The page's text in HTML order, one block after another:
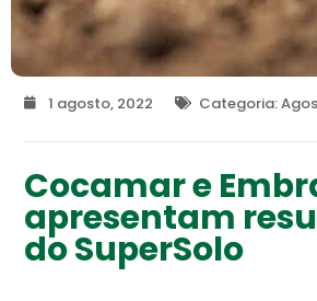
1 agosto, 2022 Categoria:
Cocamar e
apresentam
do SuperSolo